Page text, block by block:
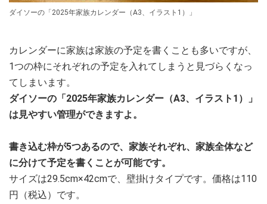
ダイソーの「2025年家族カレンダー（A3、イラスト1）」
カレンダーに家族は家族の予定を書くことも多いですが、
1つの枠にそれぞれの予定を入れてしまうと見づらくなっ
てしまいます。
ダイソーの「2025年家族カレンダー（A3、イラスト1）」
は見やすい管理ができますよ。
書き込む枠が5つあるので、家族それぞれ、家族全体など
に分けて予定を書くことが可能です。
サイズは29.5cm×42cmで、壁掛けタイプです。価格は110
円（税込）です。